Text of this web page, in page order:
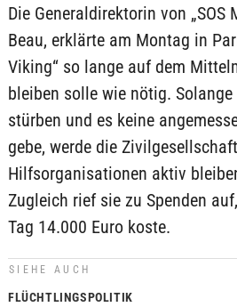
Die Generaldirektorin von „SOS
Beau, erklärte am Montag in
Viking“ so lange auf dem
bleiben solle wie nötig. Solange
stürben und es keine
gebe, werde die
Hilfsorganisationen aktiv
Zugleich rief sie zu Spenden
Tag 14.000 Euro koste.
SIEHE AUCH
FLÜCHTLINGSPOLITIK